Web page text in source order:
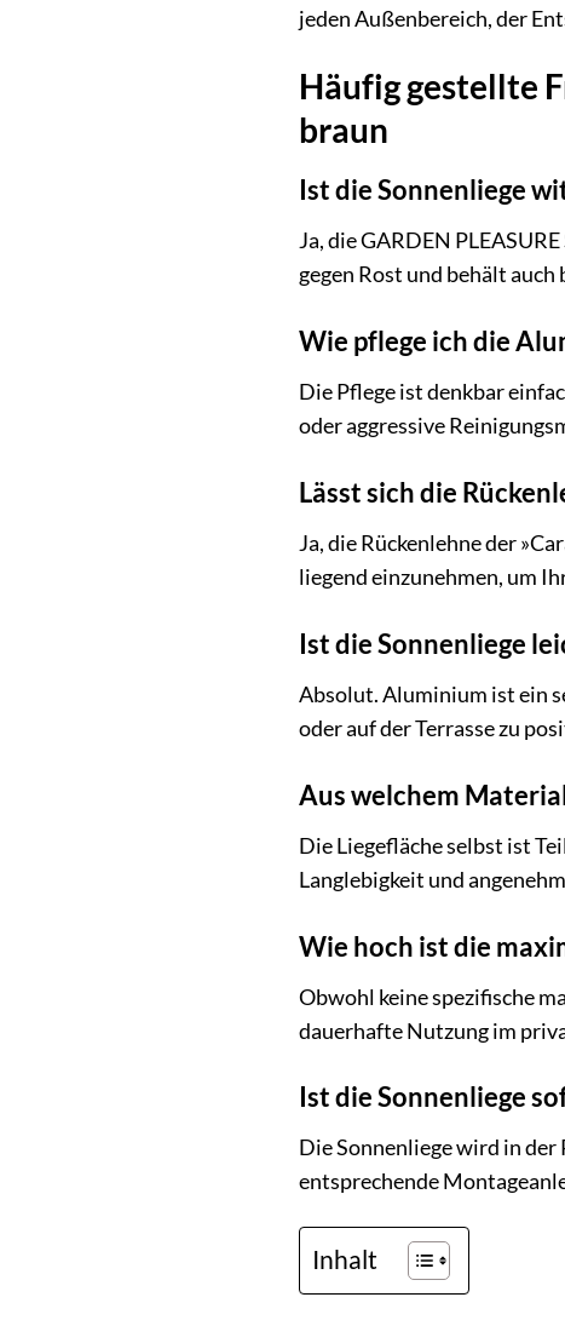
jeden Außenbereich, der
Häufig gestellte
braun
Ist die Sonnenliege
Ja, die GARDEN
gegen Rost und behält
Wie pflege ich die
Die Pflege ist denkbar
oder aggressive
Lässt sich die
Ja, die Rückenlehne der
liegend einzunehmen, um
Ist die Sonnenliege
Absolut. Aluminium ist ein
oder auf der Terrasse zu
Aus welchem
Die Liegefläche selbst ist
Langlebigkeit und
Wie hoch ist die
Obwohl keine spezifische
dauerhafte Nutzung im
Ist die Sonnenliege
Die Sonnenliege wird in
entsprechende
Inhalt